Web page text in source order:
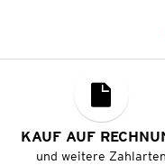
KAUF AUF
und weitere Zahlarten